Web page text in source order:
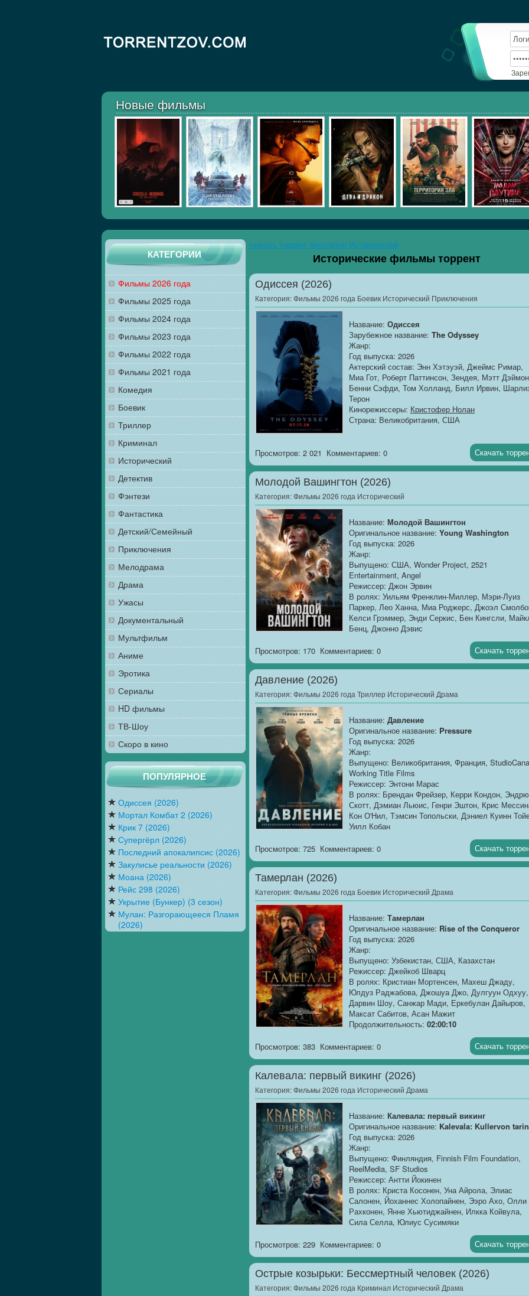
Новые фильмы
КАТЕГОРИИ
Фильмы 2026 года
Фильмы 2025 года
Фильмы 2024 года
Фильмы 2023 года
Фильмы 2022 года
Фильмы 2021 года
Комедия
Боевик
Триллер
Криминал
Исторический
Детектив
Фэнтези
Фантастика
Детский/Семейный
Приключения
Мелодрама
Драма
Ужасы
Документальный
Мультфильм
Аниме
Эротика
Сериалы
HD фильмы
ТВ-Шоу
Скоро в кино
ПОПУЛЯРНОЕ
Одиссея (2026)
Мортал Комбат 2 (2026)
Крик 7 (2026)
Супергёрл (2026)
Последний апокалипсис (2026)
Закулисье реальности (2026)
Моана (2026)
Рейс 298 (2026)
Укрытие (Бункер) (3 сезон)
Мулан: Разгорающееся Пламя
(2026)
скачать торрент бесплатно Исторический
Исторические фильмы торрент
Одиссея (2026)
Категория:Фильмы 2026 года Боевик Исторический Приключения
Название: Одиссея
Зарубежное название: The Odyssey
Жанр:
Год выпуска: 2026
Актерский состав: Энн Хэтэуэй, Джеймс Римар,
Миа Гот, Роберт Паттинсон, Зендея, Мэтт
Бенни Сэфди, Том Холланд, Билл Ирвин,
Терон
Кинорежиссеры: Кристофер Нолан
Страна: Великобритания, США
Описание: Троя пала, но победа обернулась
проклятием. Бог Посейдон, мстя за ослепление
сына, развеивает греческий флот по всему миру,
обрекая героев на десятилетия скитаний. Самая...
Просмотров: 2 021 Комментариев: 0 Скачать
Молодой Вашингтон (2026)
Категория:Фильмы 2026 года Исторический
Название: Молодой Вашингтон
Оригинальное название: Young Washington
Год выпуска: 2026
Жанр:
Выпущено: США, Wonder Project, 2521
Entertainment, Angel
Режиссер: Джон Эрвин
В ролях: Уильям Френклин-Миллер, Мэри-Луиз
Паркер, Лео Ханна, Миа Роджерс, Джоэл
Келси Грэммер, Энди Серкис, Бен Кингсли,
Бенц, Джонно Дэвис
: Середина XVIII века. Молодой
Вашингтон, ещё не ставший отцом-основателем...
Просмотров: 170 Комментариев: 0 Скачать
Давление (2026)
Категория:Фильмы 2026 года Триллер Исторический Драма
Название: Давление
Оригинальное название: Pressure
Год выпуска: 2026
Жанр:
Выпущено: Великобритания, Франция,
Working Title Films
Режиссер: Энтони Марас
В ролях: Брендан Фрейзер, Керри Кондон, Эндрю
Скотт, Дэмиан Льюис, Генри Эштон, Крис
Кон О'Нил, Тэмсин Топольски, Дэниел Куинн
Уилл Кобан
: Июнь 1944 года. За спиной —
масштабнейшая подготовка к высадке в
фронта и всей Европы. За плечами союзного
командования — многолетние планы, миллионы
одна переменная, которую не подчинить приказам:
погода. Британский метеоролог капитан Джеймс
Стэгг получает задание, которое не в силах
выполнить ни один учёный — дать точный прогноз
на 72 часа вперёд в условиях двух
штормов. От его слов зависит, начнётся ли
операция «Оверлорд» 5 июня или будет отложена
на неопределённый срок, что грозит утечкой
информации к немцам.
В течение трёх суток главный метеоролог
Великобритании оказывается в центре
напряжённого противостояния с высшим
командованием союзников во главе с генералом
Дуайтом Эйзенхауэром. Американские военные
метеорологи во главе с полковником Криком
настаивают на благоприятном прогнозе, в то время
как Стэгг предупреждает о катастрофическом
ухудшении погоды. С каждым часом давление
нарастает, заставляя Эйзенхауэра принять
единственное решение, которое определит исход
войны. Фильм превращает метеорологический
в захватывающий психологический триллер, где
каждый неверный прогноз может стоить тысяч
жизней, а каждая минута промедления — всего
Западного фронта.
Просмотров: 725 Комментариев: 0 Скачать
Тамерлан (2026)
Категория:Фильмы 2026 года Боевик Исторический Драма
Название: Тамерлан
Оригинальное название: Rise of the Conqueror
Год выпуска: 2026
Жанр:
Выпущено: Узбекистан, США, Казахстан
Режиссер: Джейкоб Шварц
В ролях: Кристиан Мортенсен, Махеш Джаду,
Юлдуз Раджабова, Джошуа Джо, Дулгуун Одхуу,
Дарвин Шоу, Санжар Мади, Еркебулан Дайыров,
Максат Сабитов, Асан Мажит
Продолжительность: 02:00:10
Описание
: XIV век. Монгольская империя, когда-
простиравшаяся от Китая до Европы,
на части. Великий...
Просмотров: 383 Комментариев: 0 Скачать
Калевала: первый викинг (2026)
Категория:Фильмы 2026 года Исторический Драма
Название: Калевала: первый викинг
Оригинальное название: Kalevala: Kullervon
Год выпуска: 2026
Жанр:
Выпущено: Финляндия, Finnish Film Foundation,
ReelMedia, SF Studios
Режиссер: Антти Йокинен
В ролях: Криста Косонен, Уна Айрола, Элиас
Салонен, Йоханнес Холопайнен, Ээро Ахо, Олли
Рахконен, Янне Хьютиджайнен, Илкка Койвула,
Сила Селла, Юлиус Сусимяки
: Куллерво не знает, кто он.
чужим...
Просмотров: 229 Комментариев: 0 Скачать
Острые козырьки: Бессмертный человек (2026)
Категория:Фильмы 2026 года Криминал Исторический Драма